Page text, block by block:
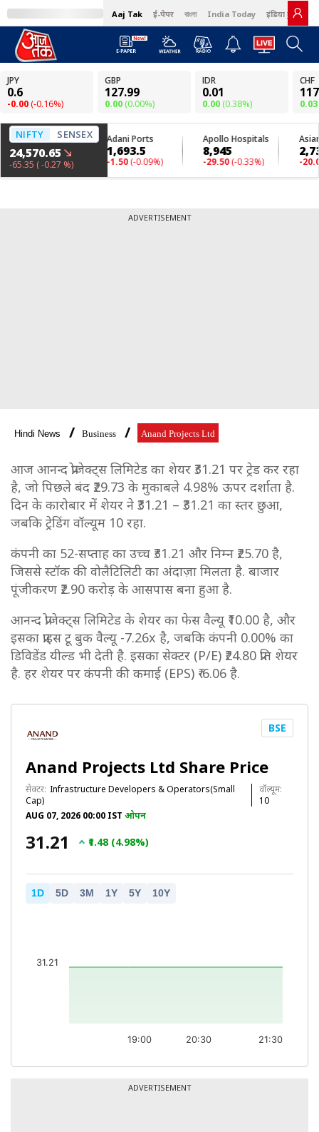
Aaj Tak ई-पेपर বাংলা India Today इंडिया टुडे हिंदी
ADVERTISEMENT
Hindi News Business Anand Projects Ltd
आज आनन्द प्रोजेक्ट्स लिमिटेड का शेयर ₹31.21 पर ट्रेड कर रहा
है, जो पिछले बंद ₹29.73 के मुकाबले 4.98% ऊपर दर्शाता है.
दिन के कारोबार में शेयर ने ₹31.21 – ₹31.21 का स्तर छुआ,
जबकि ट्रेडिंग वॉल्यूम 10 रहा.
कंपनी का 52-सप्ताह का उच्च ₹31.21 और निम्न ₹25.70 है,
जिससे स्टॉक की वोलैटिलिटी का अंदाज़ा मिलता है. बाजार
पूंजीकरण ₹2.90 करोड़ के आसपास बना हुआ है.
आनन्द प्रोजेक्ट्स लिमिटेड के शेयर का फेस वैल्यू ₹10.00 है, और
इसका प्राइस टू बुक वैल्यू -7.26x है, जबकि कंपनी 0.00% का
डिविडेंड यील्ड भी देती है. इसका सेक्टर (P/E) ₹24.80 प्रति शेयर
है. हर शेयर पर कंपनी की कमाई (EPS) ₹-6.06 है.
Anand Projects Ltd Share Price
सेक्टर: Infrastructure Developers & Operators(Small
Cap)
वॉल्यूम:
10
AUG 07, 2026 00:00 IST ओपन
BSE
₹31.21 ₹1.48 (4.98%)
1D 5D 3M 1Y 5Y 10Y
20:30 21:30
19:00
31.21
ADVERTISEMENT